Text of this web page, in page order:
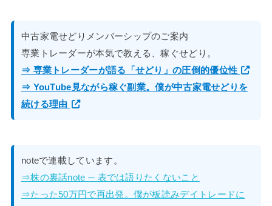
中古家電せどりメンバーシップのご案内
専業トレーダーが本気で教える、稼ぐせどり。
⇒ 専業トレーダーが語る「せどり」の圧倒的優位性
⇒ YouTube見ながら稼ぐ副業。僕が中古家電せどりを
続ける理由
noteで連載しています。
⇒株の裏話note ─ 表では語りたくないこと
⇒たった50万円で再出発。僕が板読みデイトレードに